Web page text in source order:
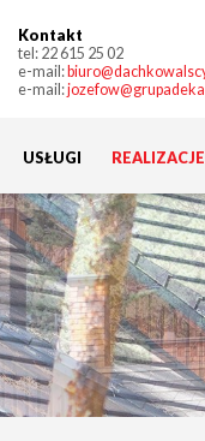
Kontakt
tel: 22 615 25 02
e-mail:
e-mail:
USŁUGI REALIZACJE